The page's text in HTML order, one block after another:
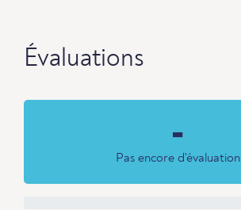
Évaluations
-
Pas encore d'évaluation